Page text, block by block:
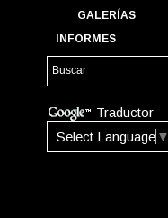
GALERÍAS
INFORMES
Traductor
Select Language ▼